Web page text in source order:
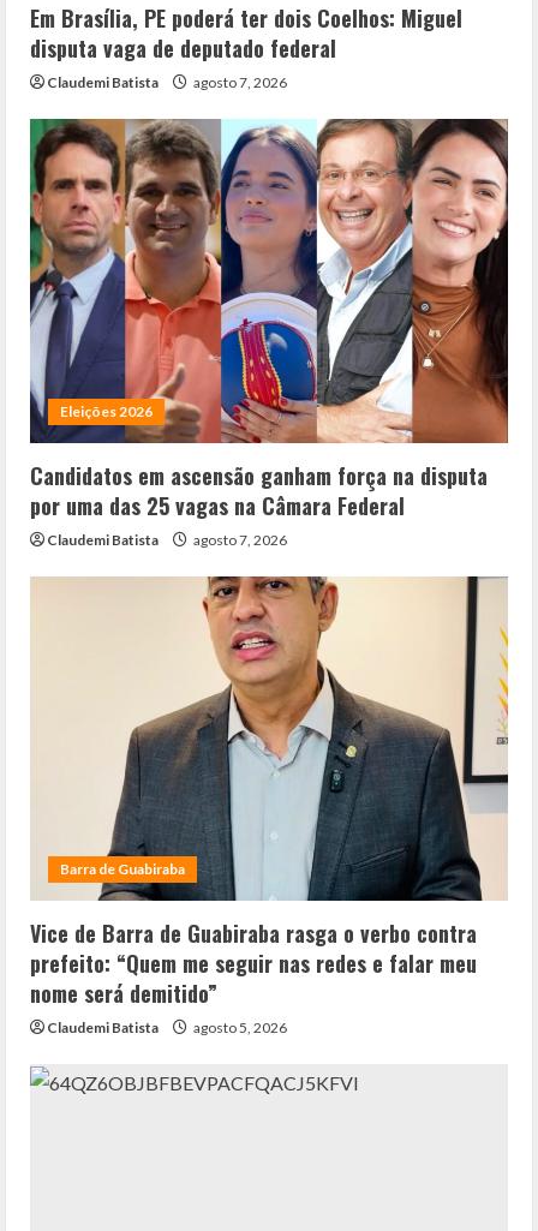
Em Brasília, PE poderá ter dois Coelhos: Miguel
disputa vaga de deputado federal
Claudemi Batista agosto 7, 2026
Eleições 2026
Candidatos em ascensão ganham força na disputa
por uma das 25 vagas na Câmara Federal
Claudemi Batista agosto 7, 2026
Barra de Guabiraba
Vice de Barra de Guabiraba rasga o verbo contra
prefeito: “Quem me seguir nas redes e falar meu
nome será demitido”
Claudemi Batista agosto 5, 2026